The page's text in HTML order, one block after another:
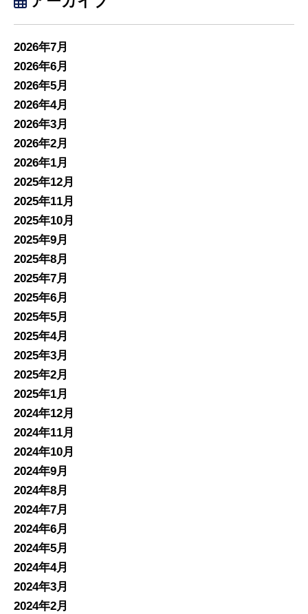
2026年7月
2026年6月
2026年5月
2026年4月
2026年3月
2026年2月
2026年1月
2025年12月
2025年11月
2025年10月
2025年9月
2025年8月
2025年7月
2025年6月
2025年5月
2025年4月
2025年3月
2025年2月
2025年1月
2024年12月
2024年11月
2024年10月
2024年9月
2024年8月
2024年7月
2024年6月
2024年5月
2024年4月
2024年3月
2024年2月